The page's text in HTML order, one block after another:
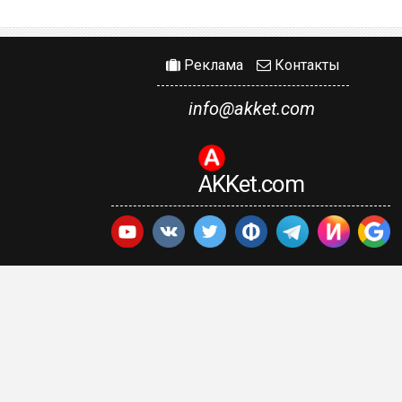
Реклама Контакты
info@akket.com
AKKet.com